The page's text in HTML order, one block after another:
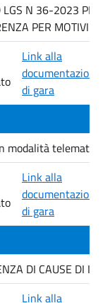
N 36-2023 PER
PER MOTIVI
Link alla
documentazione
di gara
modalità
Link alla
documentazione
di gara
DI CAUSE DI
Link alla